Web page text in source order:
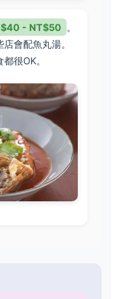
- NT$50 。
會配魚丸湯。
很OK。